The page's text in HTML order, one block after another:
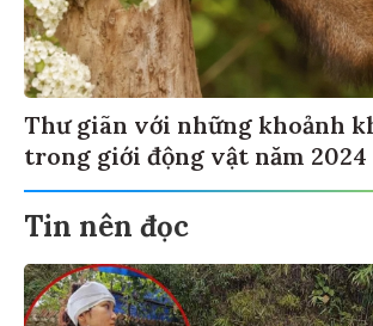
Thư giãn với những khoảnh
trong giới động vật năm 2024
Tin nên đọc